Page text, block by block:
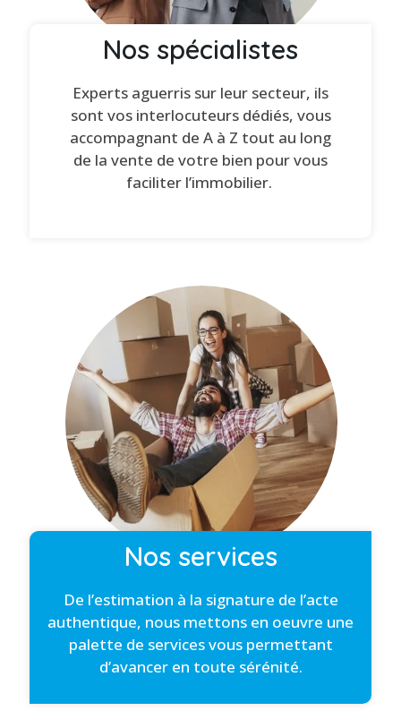
Nos spécialistes
Experts aguerris sur leur secteur, ils
sont vos interlocuteurs dédiés, vous
accompagnant de A à Z tout au long
de la vente de votre bien pour vous
faciliter l’immobilier.
Nos services
De l’estimation à la signature de l’acte
authentique, nous mettons en oeuvre une
palette de services vous permettant
d’avancer en toute sérénité.